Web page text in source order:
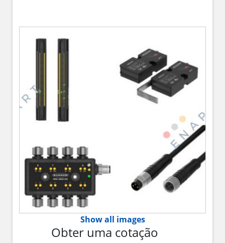
Show all images
Obter uma cotação